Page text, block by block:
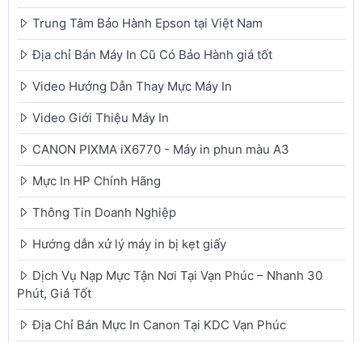
Trung Tâm Bảo Hành Epson tại Việt Nam
Địa chỉ Bán Máy In Cũ Có Bảo Hành giá tốt
Video Hướng Dẫn Thay Mực Máy In
Video Giới Thiệu Máy In
CANON PIXMA iX6770 - Máy in phun màu A3
Mực In HP Chính Hãng
Thông Tin Doanh Nghiệp
Hướng dẫn xử lý máy in bị kẹt giấy
Dịch Vụ Nạp Mực Tận Nơi Tại Vạn Phúc – Nhanh 30
Phút, Giá Tốt
Địa Chỉ Bán Mực In Canon Tại KDC Vạn Phúc